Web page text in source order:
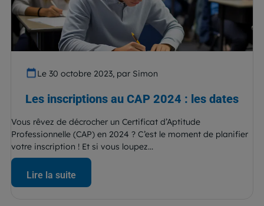
Le 30 octobre 2023, par Simon
Les inscriptions au CAP 2024 : les dates
Vous rêvez de décrocher un Certificat d’Aptitude
Professionnelle (CAP) en 2024 ? C’est le moment de planifier
votre inscription ! Et si vous loupez...
Lire la suite